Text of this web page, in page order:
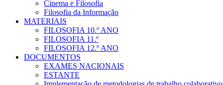
Cinema e Filosofia
Filosofia da Informação
MATERIAIS
FILOSOFIA 10.º ANO
FILOSOFIA 11.º
FILOSOFIA 12.º ANO
DOCUMENTOS
EXAMES NACIONAIS
ESTANTE